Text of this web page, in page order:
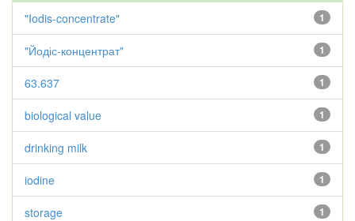
1
"Iodis-concentrate"
1
"Йодіс-концентрат"
1
63.637
1
biological value
1
drinking milk
1
iodine
1
storage